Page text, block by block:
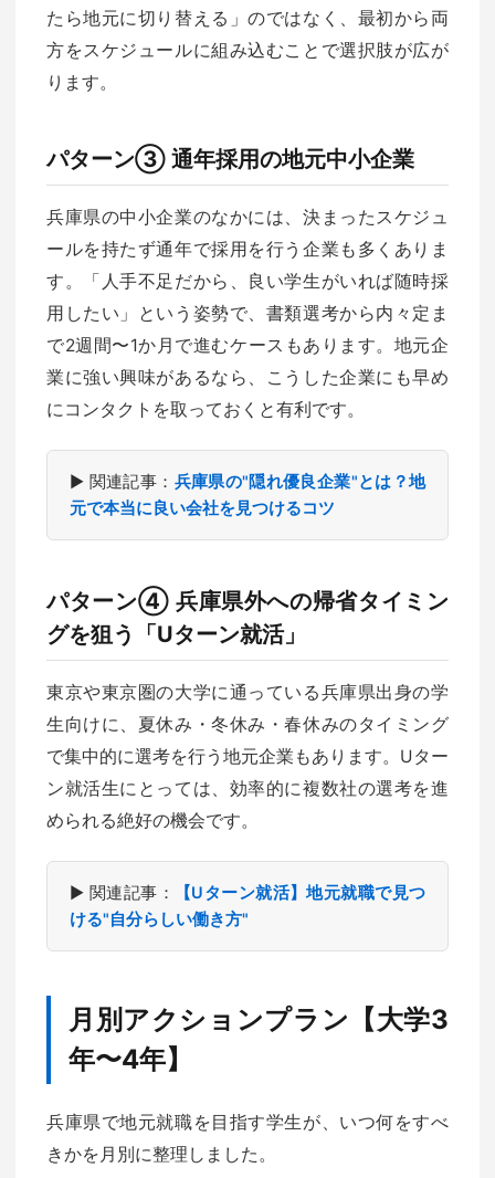
たら地元に切り替える」のではなく、最初から両
方をスケジュールに組み込むことで選択肢が広が
ります。
パターン③ 通年採用の地元中小企業
兵庫県の中小企業のなかには、決まったスケジュ
ールを持たず通年で採用を行う企業も多くありま
す。「人手不足だから、良い学生がいれば随時採
用したい」という姿勢で、書類選考から内々定ま
で2週間〜1か月で進むケースもあります。地元企
業に強い興味があるなら、こうした企業にも早め
にコンタクトを取っておくと有利です。
▶ 関連記事： 兵庫県の"隠れ優良企業"とは？地
元で本当に良い会社を見つけるコツ
パターン④ 兵庫県外への帰省タイミン
グを狙う「Uターン就活」
東京や東京圏の大学に通っている兵庫県出身の学
生向けに、夏休み・冬休み・春休みのタイミング
で集中的に選考を行う地元企業もあります。Uター
ン就活生にとっては、効率的に複数社の選考を進
められる絶好の機会です。
▶ 関連記事：
【Uターン就活】地元就職で見つ
ける"自分らしい働き方"
月別アクションプラン【大学3
年〜4年】
兵庫県で地元就職を目指す学生が、いつ何をすべ
きかを月別に整理しました。